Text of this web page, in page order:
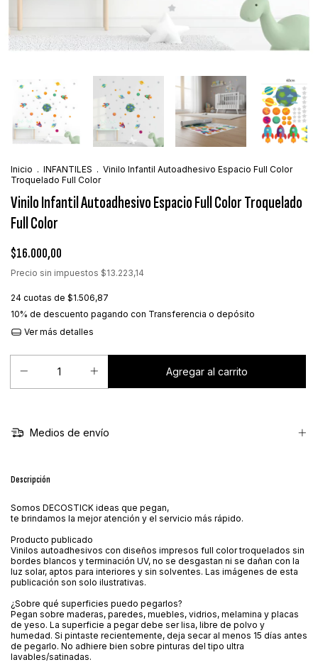
Inicio . INFANTILES . Vinilo Infantil Autoadhesivo Espacio Full Color
Troquelado Full Color
Vinilo Infantil Autoadhesivo Espacio Full Color Troquelado
Full Color
$16.000,00
Precio sin impuestos $13.223,14
24 cuotas de $1.506,87
10% de descuento pagando con Transferencia o depósito
Ver más detalles
Medios de envío
Descripción
Somos DECOSTICK ideas que pegan,
te brindamos la mejor atención y el servicio más rápido.
Producto publicado
Vinilos autoadhesivos con diseños impresos full color troquelados sin
bordes blancos y terminación UV, no se desgastan ni se dañan con la
luz solar, aptos para interiores y sin solventes. Las imágenes de esta
publicación son solo ilustrativas.
¿Sobre qué superficies puedo pegarlos?
Pegan sobre maderas, paredes, muebles, vidrios, melamina y placas
de yeso. La superficie a pegar debe ser lisa, libre de polvo y
humedad. Si pintaste recientemente, deja secar al menos 15 días antes
de pegarlo. No adhiere bien sobre pinturas del tipo ultra
lavables/satinadas.